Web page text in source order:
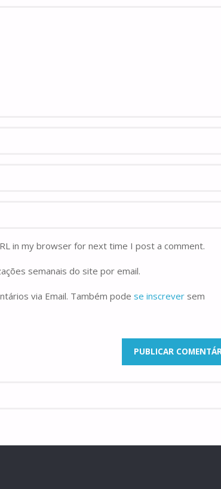
in my browser for next time I post a comment.
semanais do site por email.
via Email. Também pode se inscrever sem